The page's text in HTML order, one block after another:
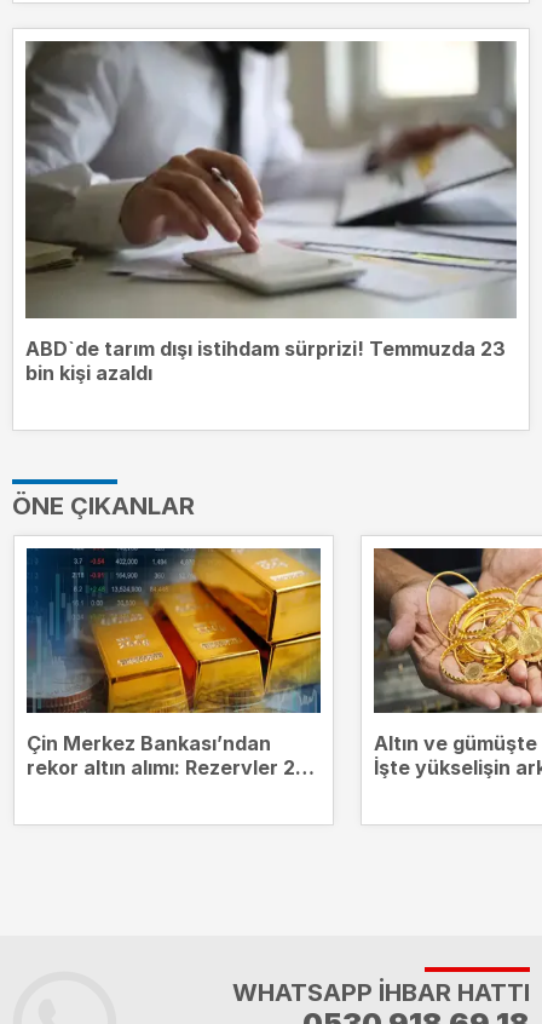
ABD`de tarım dışı istihdam sürprizi! Temmuzda 23
bin kişi azaldı
ÖNE ÇIKANLAR
Çin Merkez Bankası’ndan
rekor altın alımı: Rezervler 2
Altın ve gümüşte
İşte yükselişin
WHATSAPP İHBAR HATTI